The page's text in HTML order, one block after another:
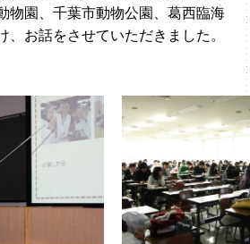
物園、千葉市動物公園、葛西臨海
、お話をさせていただきました。